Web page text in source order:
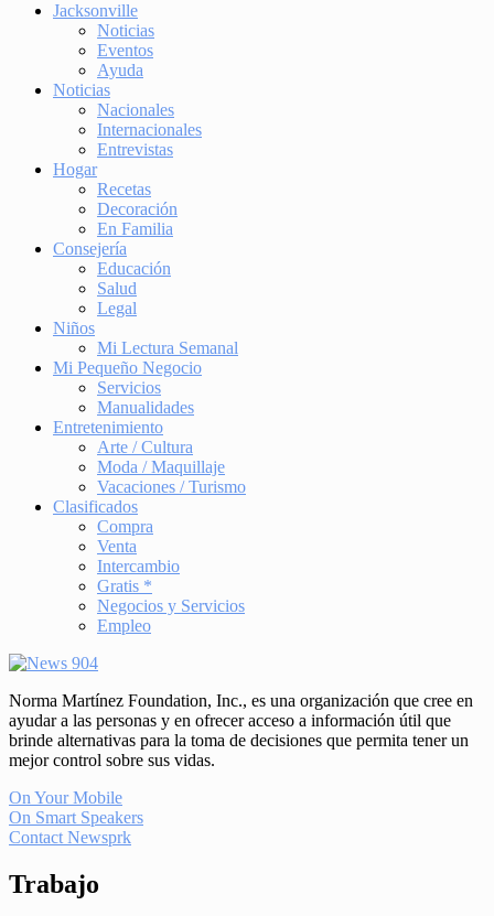
Jacksonville
Noticias
Eventos
Ayuda
Noticias
Nacionales
Internacionales
Entrevistas
Hogar
Recetas
Decoración
En Familia
Consejería
Educación
Salud
Legal
Niños
Mi Lectura Semanal
Mi Pequeño Negocio
Servicios
Manualidades
Entretenimiento
Arte / Cultura
Moda / Maquillaje
Vacaciones / Turismo
Clasificados
Compra
Venta
Intercambio
Gratis *
Negocios y Servicios
Empleo
Norma Martínez Foundation, Inc., es una organización que cree en
ayudar a las personas y en ofrecer acceso a información útil que
brinde alternativas para la toma de decisiones que permita tener un
mejor control sobre sus vidas.
On Your Mobile
On Smart Speakers
Contact Newsprk
Trabajo